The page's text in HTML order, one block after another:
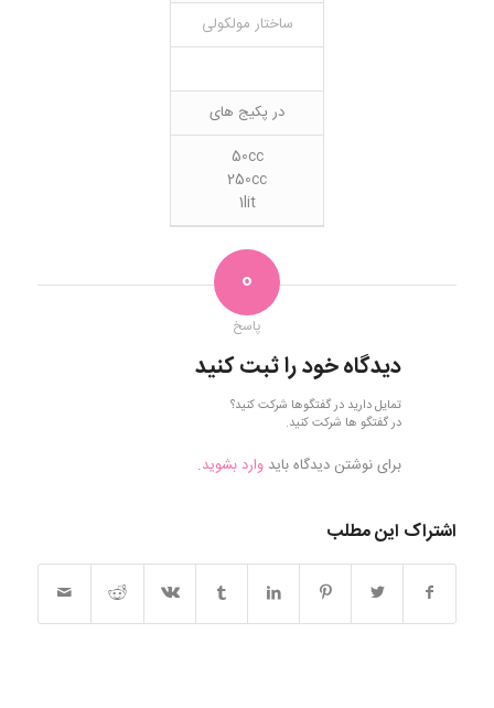
ساختار مولکولی
در پکیج های
50cc
250cc
1lit
0
پاسخ
دیدگاه خود را ثبت کنید
تمایل دارید در گفتگوها شرکت کنید؟
در گفتگو ها شرکت کنید.
برای نوشتن دیدگاه باید وارد بشوید.
اشتراک این مطلب